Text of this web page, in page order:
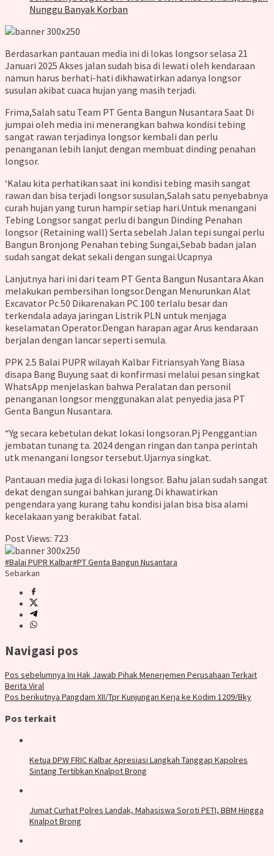
Nunggu Banyak Korban
Berdasarkan pantauan media ini di lokas longsor selasa 21
Januari 2025 Akses jalan sudah bisa di lewati oleh kendaraan
namun harus berhati-hati dikhawatirkan adanya longsor
susulan akibat cuaca hujan yang masih terjadi.
Frima,Salah satu Team PT Genta Bangun Nusantara Saat Di
jumpai oleh media ini menerangkan bahwa kondisi tebing
sangat rawan terjadinya longsor kembali dan perlu
penanganan lebih lanjut dengan membuat dinding penahan
longsor.
‘Kalau kita perhatikan saat ini kondisi tebing masih sangat
rawan dan bisa terjadi longsor susulan,Salah satu penyebabnya
curah hujan yang turun hampir setiap hari.Untuk menangani
Tebing Longsor sangat perlu di bangun Dinding Penahan
longsor (Retaining wall) Serta sebelah Jalan tepi sungai perlu
Bangun Bronjong Penahan tebing Sungai,Sebab badan jalan
sudah sangat dekat sekali dengan sungai.Ucapnya
Lanjutnya hari ini dari team PT Genta Bangun Nusantara Akan
melakukan pembersihan longsor.Dengan Menurunkan Alat
Excavator Pc 50 Dikarenakan PC 100 terlalu besar dan
terkendala adaya jaringan Listrik PLN untuk menjaga
keselamatan Operator.Dengan harapan agar Arus kendaraan
berjalan dengan lancar seperti semula.
PPK 2.5 Balai PUPR wilayah Kalbar Fitriansyah Yang Biasa
disapa Bang Buyung saat di konfirmasi melalui pesan singkat
WhatsApp menjelaskan bahwa Peralatan dan personil
penanganan longsor menggunakan alat penyedia jasa PT
Genta Bangun Nusantara.
“Yg secara kebetulan dekat lokasi longsoran.Pj Penggantian
jembatan tunang ta. 2024 dengan ringan dan tanpa perintah
utk menangani longsor tersebut.Ujarnya singkat.
Pantauan media juga di lokasi longsor. Bahu jalan sudah sangat
dekat dengan sungai bahkan jurang.Di khawatirkan
pengendara yang kurang tahu kondisi jalan bisa bisa alami
kecelakaan yang berakibat fatal.
Post Views: 723
#Balai PUPR Kalbar#PT Genta Bangun Nusantara
Sebarkan
Navigasi pos
Pos sebelumnya Ini Hak Jawab Pihak Menerjemen Perusahaan Terkait
Berita Viral
Pos berikutnya Pangdam XII/Tpr Kunjungan Kerja ke Kodim 1209/Bky
Pos terkait
Ketua DPW FRIC Kalbar Apresiasi Langkah Tanggap Kapolres
Sintang Tertibkan Knalpot Brong
Jumat Curhat Polres Landak, Mahasiswa Soroti PETI, BBM Hingga
Knalpot Brong